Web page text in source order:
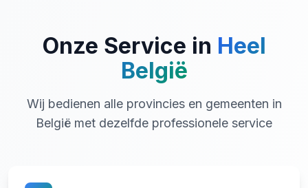
Onze Service in Heel
België
Wij bedienen alle provincies en gemeenten in
België met dezelfde professionele service